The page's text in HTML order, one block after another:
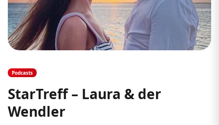
Podcasts
StarTreff – Laura & der
Wendler